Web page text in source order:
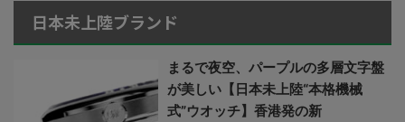
日本未上陸ブランド
まるで夜空、パープルの多層文字盤
が美しい【日本未上陸“本格機械
式”ウオッチ】香港発の新